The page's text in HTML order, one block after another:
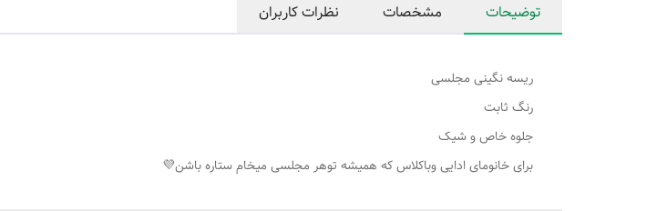
توضیحات مشخصات نظرات کاربران
ریسه نگینی مجلسی
رنگ ثابت
جلوه خاص و شیک
برای خانومای ادایی و‌باکلاس که همیشه تو‌هر مجلسی میخام ستاره باشن💜